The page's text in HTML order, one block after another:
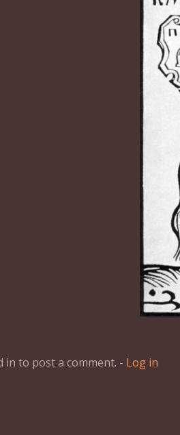
in to post a comment. - Log in